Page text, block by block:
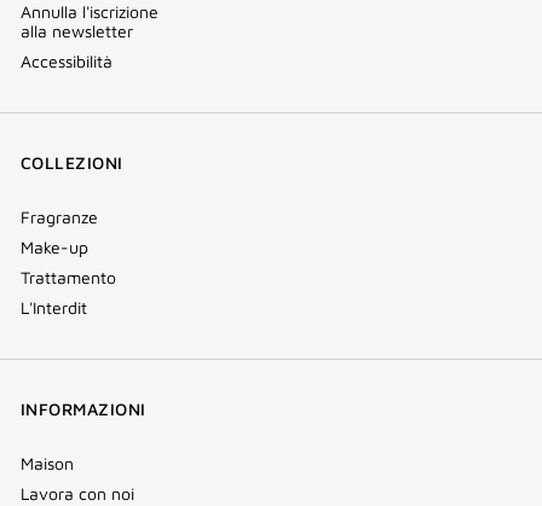
Annulla l'iscrizione
alla newsletter
Accessibilità
COLLEZIONI
Fragranze
Make-up
Trattamento
L'Interdit
INFORMAZIONI
Maison
Lavora con noi